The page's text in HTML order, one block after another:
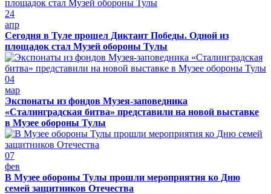
24
апр
Сегодня в Туле прошел Диктант Победы. Одной из
площадок стал Музей обороны Тулы
04
мар
Экспонаты из фондов Музея-заповедника
«Сталинградская битва» представили на новой выставке
в Музее обороны Тулы
07
фев
В Музее обороны Тулы прошли мероприятия ко Дню
семей защитников Отечества